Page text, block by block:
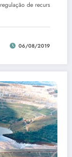
de recurs
06/08/2019